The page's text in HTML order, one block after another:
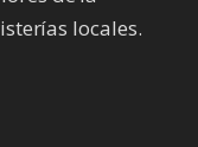
locales.